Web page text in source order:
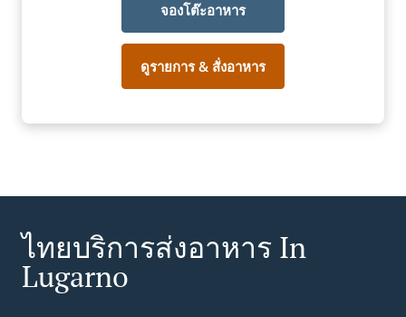
จองโต๊ะอาหาร
ดูรายการ & สั่งอาหาร
ไทยบริการส่งอาหาร In
Lugarno